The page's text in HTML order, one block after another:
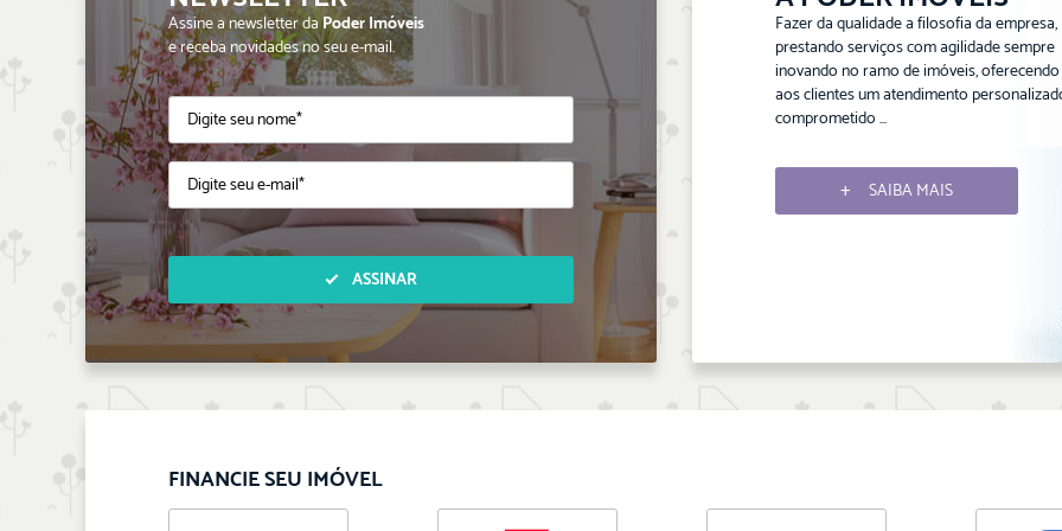
Assine a newsletter daPoder Imóveis
e receba novidades no seu e-mail.
ASSINAR
Fazer da qualidade a filosofia da empresa,
prestando serviços com agilidade sempre
inovando no ramo de imóveis, oferecendo
aos clientes um atendimento
comprometido ...
SAIBA MAIS
FINANCIE SEU IMÓVEL